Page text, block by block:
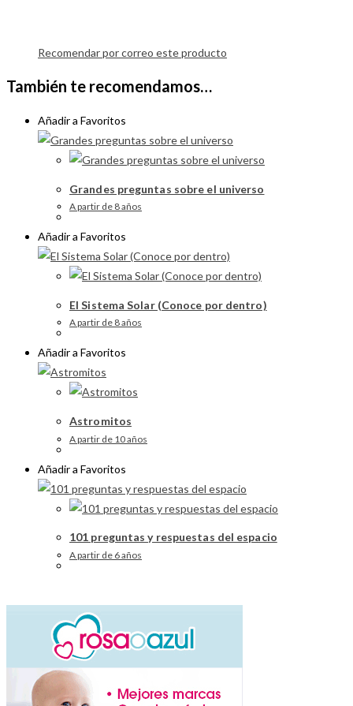
Recomendar por correo este producto
También te recomendamos…
Añadir a Favoritos
Grandes preguntas sobre el universo
A partir de 8 años
Añadir a Favoritos
El Sistema Solar (Conoce por dentro)
A partir de 8 años
Añadir a Favoritos
Astromitos
A partir de 10 años
Añadir a Favoritos
101 preguntas y respuestas del espacio
A partir de 6 años